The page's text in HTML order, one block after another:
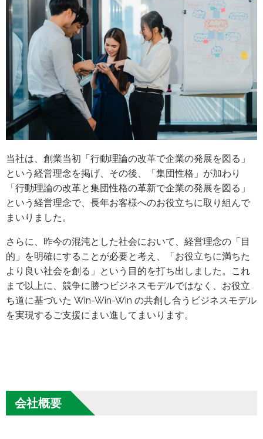
当社は、創業当初「行動理論の改革で企業の発展を図る」
という経営理念を掲げ、その後、「集団性格」が加わり
「行動理論の改革と集団性格の革新で企業の発展を図る」
という経営理念で、長年お客様へのお役立ちに取り組んで
まいりました。
さらに、昨今の混沌とした社会において、経営理念の「目
的」を明確にすることが必要と考え、「お役立ちに満ちた
より良い社会を創る」という目的を打ち出しました。これ
まで以上に、競争に勝つビジネスモデルではなく、お役立
ち道に基づいた Win-Win-Win の共創し合うビジネスモデル
を実現するご支援にまい進してまいります。
会社概要